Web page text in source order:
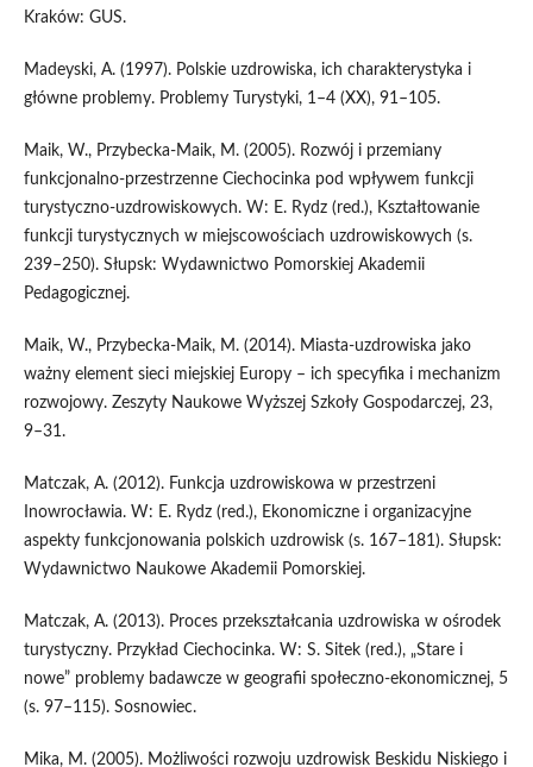
Kraków: GUS.
Madeyski, A. (1997). Polskie uzdrowiska, ich charakterystyka i
główne problemy. Problemy Turystyki, 1–4 (XX), 91–105.
Maik, W., Przybecka-Maik, M. (2005). Rozwój i przemiany
funkcjonalno-przestrzenne Ciechocinka pod wpływem funkcji
turystyczno-uzdrowiskowych. W: E. Rydz (red.), Kształtowanie
funkcji turystycznych w miejscowościach uzdrowiskowych (s.
239–250). Słupsk: Wydawnictwo Pomorskiej Akademii
Pedagogicznej.
Maik, W., Przybecka-Maik, M. (2014). Miasta-uzdrowiska jako
ważny element sieci miejskiej Europy – ich specyfika i mechanizm
rozwojowy. Zeszyty Naukowe Wyższej Szkoły Gospodarczej, 23,
9–31.
Matczak, A. (2012). Funkcja uzdrowiskowa w przestrzeni
Inowrocławia. W: E. Rydz (red.), Ekonomiczne i organizacyjne
aspekty funkcjonowania polskich uzdrowisk (s. 167–181). Słupsk:
Wydawnictwo Naukowe Akademii Pomorskiej.
Matczak, A. (2013). Proces przekształcania uzdrowiska w ośrodek
turystyczny. Przykład Ciechocinka. W: S. Sitek (red.), „Stare i
nowe” problemy badawcze w geografii społeczno-ekonomicznej, 5
(s. 97–115). Sosnowiec.
Mika, M. (2005). Możliwości rozwoju uzdrowisk Beskidu Niskiego i